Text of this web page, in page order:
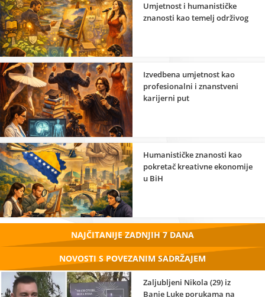
Umjetnost i humanističke
znanosti kao temelj održivog
Izvedbena umjetnost kao
profesionalni i znanstveni
karijerni put
Humanističke znanosti kao
pokretač kreativne ekonomije
u BiH
NAJČITANIJE ZADNJIH 7 DANA
NOVOSTI S POVEZANIM SADRŽAJEM
Zaljubljeni Nikola (29) iz
Banje Luke porukama na